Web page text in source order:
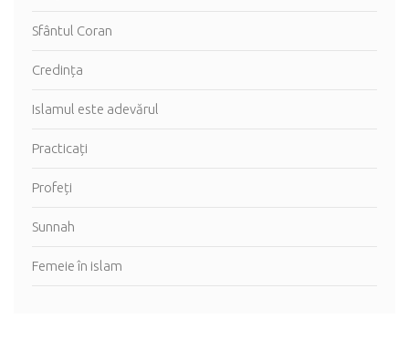
Sfântul Coran
Credința
Islamul este adevărul
Practicați
Profeți
Sunnah
Femeie în islam